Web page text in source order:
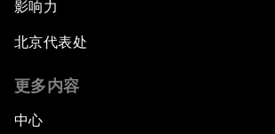
影响力
北京代表处
更多内容
中心